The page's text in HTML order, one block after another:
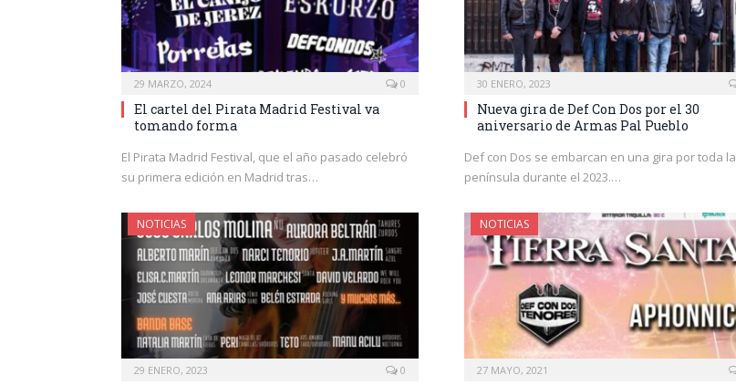
29 MARZO, 2024 0
El cartel del Pirata Madrid Festival va
tomando forma
El Pirata Madrid Festival, que el año pasado celebró
su primera edición en Madrid tras…
30 ENERO, 2023
Nueva gira de Def Con Dos por el 30
aniversario de Armas Pal Pueblo
Def con Dos se embarcan en una gira por toda la
península durante el 2023.…
NOTICIAS
29 ENERO, 2023 0
NOTICIAS
27 MAYO, 2021